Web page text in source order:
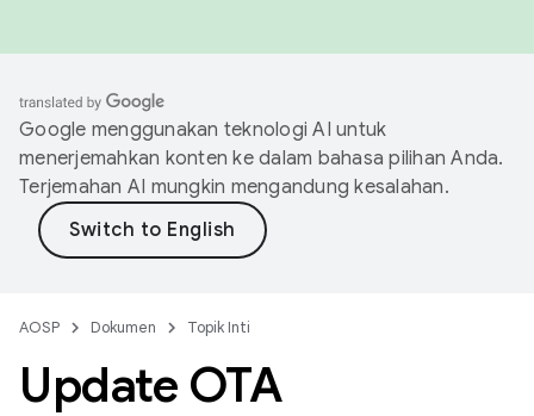
Google menggunakan teknologi AI untuk
menerjemahkan konten ke dalam bahasa pilihan Anda.
Terjemahan AI mungkin mengandung kesalahan.
AOSP Dokumen Topik Inti
Update OTA